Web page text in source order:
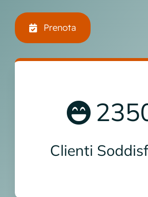
Prenota
Clienti